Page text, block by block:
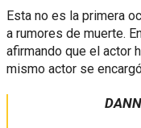
Esta no es la primera
a rumores de muerte.
afirmando que el actor
mismo actor se